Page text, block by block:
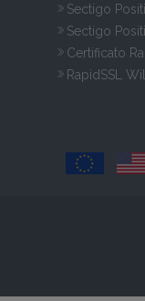
Sectigo
Sectigo
Certificato
RapidSSL